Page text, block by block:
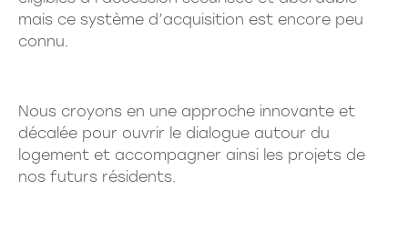
mais ce système d’acquisition est encore peu
connu.
Nous croyons en une approche innovante et
décalée pour ouvrir le dialogue autour du
logement et accompagner ainsi les projets de
nos futurs résidents.